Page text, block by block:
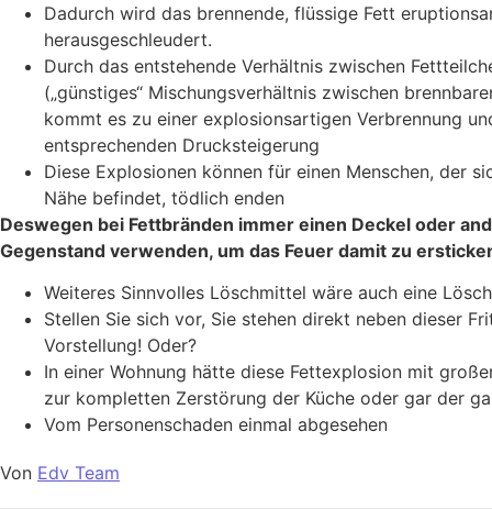
Dadurch wird das brennende, flüssige Fett
herausgeschleudert.
Durch das entstehende Verhältnis zwischen
(„günstiges“ Mischungsverhältnis zwischen
kommt es zu einer explosionsartigen Verbrennung
entsprechenden Drucksteigerung
Diese Explosionen können für einen Menschen, der
Nähe befindet, tödlich enden
Deswegen bei Fettbränden immer einen Deckel oder
Gegenstand verwenden, um das Feuer damit zu
Weiteres Sinnvolles Löschmittel wäre auch eine
Stellen Sie sich vor, Sie stehen direkt neben dieser
Vorstellung! Oder?
In einer Wohnung hätte diese Fettexplosion mit
zur kompletten Zerstörung der Küche oder gar der
Vom Personenschaden einmal abgesehen
Von Edv Team